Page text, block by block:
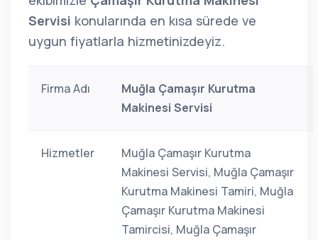
Servisi konularında en kısa sürede ve
uygun fiyatlarla hizmetinizdeyiz.
Firma Adı
Muğla Çamaşır Kurutma
Makinesi Servisi
Hizmetler
Muğla Çamaşır Kurutma
Makinesi Servisi, Muğla Çamaşır
Kurutma Makinesi Tamiri, Muğla
Çamaşır Kurutma Makinesi
Tamircisi, Muğla Çamaşır